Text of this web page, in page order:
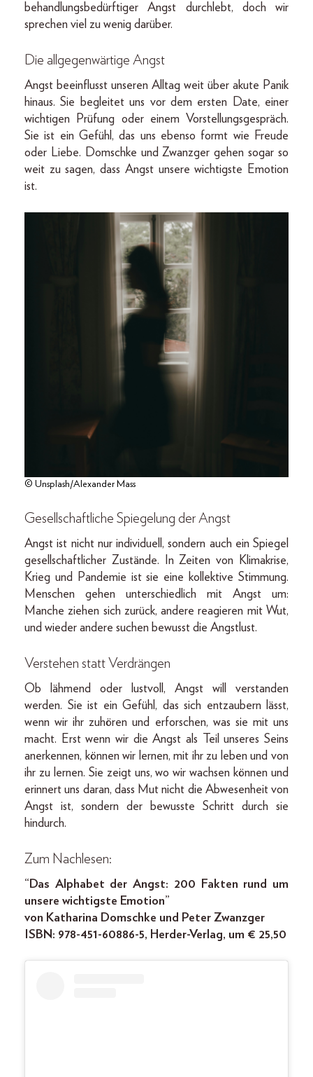
behandlungsbedürftiger Angst durchlebt, doch wir
sprechen viel zu wenig darüber.
Die allgegenwärtige Angst
Angst beeinflusst unseren Alltag weit über akute Panik
hinaus. Sie begleitet uns vor dem ersten Date, einer
wichtigen Prüfung oder einem Vorstellungsgespräch.
Sie ist ein Gefühl, das uns ebenso formt wie Freude
oder Liebe. Domschke und Zwanzger gehen sogar so
weit zu sagen, dass Angst unsere wichtigste Emotion
ist.
© Unsplash/Alexander Mass
Gesellschaftliche Spiegelung der Angst
Angst ist nicht nur individuell, sondern auch ein Spiegel
gesellschaftlicher Zustände. In Zeiten von Klimakrise,
Krieg und Pandemie ist sie eine kollektive Stimmung.
Menschen gehen unterschiedlich mit Angst um:
Manche ziehen sich zurück, andere reagieren mit Wut,
und wieder andere suchen bewusst die Angstlust.
Verstehen statt Verdrängen
Ob lähmend oder lustvoll, Angst will verstanden
werden. Sie ist ein Gefühl, das sich entzaubern lässt,
wenn wir ihr zuhören und erforschen, was sie mit uns
macht. Erst wenn wir die Angst als Teil unseres Seins
anerkennen, können wir lernen, mit ihr zu leben und von
ihr zu lernen. Sie zeigt uns, wo wir wachsen können und
erinnert uns daran, dass Mut nicht die Abwesenheit von
Angst ist, sondern der bewusste Schritt durch sie
hindurch.
Zum Nachlesen:
“Das Alphabet der Angst: 200 Fakten rund um
unsere wichtigste Emotion”
von Katharina Domschke und Peter Zwanzger
ISBN: 978-451-60886-5, Herder-Verlag, um € 25,50